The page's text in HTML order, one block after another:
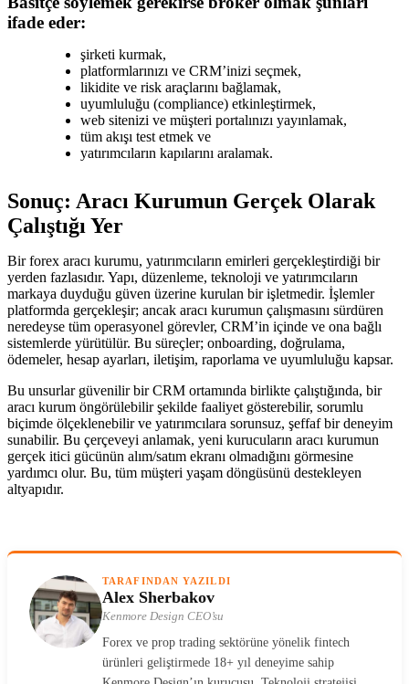
ifade eder:
şirketi kurmak,
platformlarınızı ve CRM’inizi seçmek,
likidite ve risk araçlarını bağlamak,
uyumluluğu (compliance) etkinleştirmek,
web sitenizi ve müşteri portalınızı yayınlamak,
tüm akışı test etmek ve
yatırımcıların kapılarını aralamak.
Sonuç: Aracı Kurumun Gerçek Olarak
Çalıştığı Yer
Bir forex aracı kurumu, yatırımcıların emirleri gerçekleştirdiği bir
yerden fazlasıdır. Yapı, düzenleme, teknoloji ve yatırımcıların
markaya duyduğu güven üzerine kurulan bir işletmedir. İşlemler
platformda gerçekleşir; ancak aracı kurumun çalışmasını sürdüren
neredeyse tüm operasyonel görevler, CRM’in içinde ve ona bağlı
sistemlerde yürütülür. Bu süreçler; onboarding, doğrulama,
ödemeler, hesap ayarları, iletişim, raporlama ve uyumluluğu kapsar.
Bu unsurlar güvenilir bir CRM ortamında birlikte çalıştığında, bir
aracı kurum öngörülebilir şekilde faaliyet gösterebilir, sorumlu
biçimde ölçeklenebilir ve yatırımcılara sorunsuz, şeffaf bir deneyim
sunabilir. Bu çerçeveyi anlamak, yeni kurucuların aracı kurumun
gerçek itici gücünün alım/satım ekranı olmadığını görmesine
yardımcı olur. Bu, tüm müşteri yaşam döngüsünü destekleyen
altyapıdır.
TARAFINDAN YAZILDI
Alex Sherbakov
Kenmore Design CEO’su
Forex ve prop trading sektörüne yönelik fintech
ürünleri geliştirmede 18+ yıl deneyime sahip